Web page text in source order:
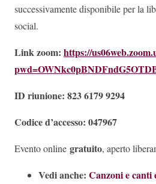
successivamente disponibile per la
social.
Link zoom: https://
ID riunione: 823 6179 9294
Codice d’accesso: 047967
Evento online gratuito, aperto
Vedi anche: Canzoni e canti